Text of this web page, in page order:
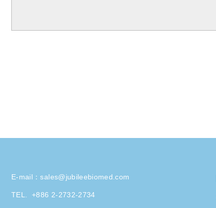
E-mail：sales@jubileebiomed.com
TEL.+886 2-2732-2734